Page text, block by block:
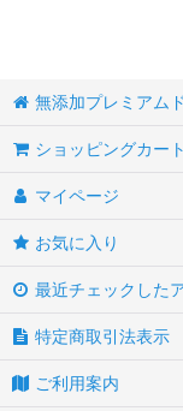
無添加プレミアム
ショッピングカート
マイページ
お気に入り
最近チェックした
特定商取引法表示
ご利用案内